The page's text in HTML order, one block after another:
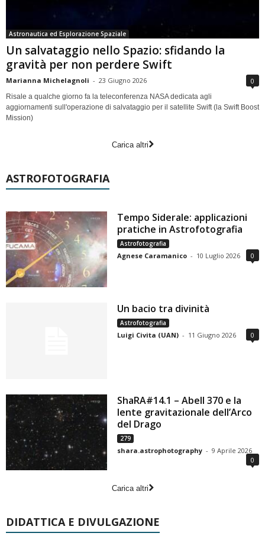
Astronautica ed Esplorazione Spaziale
Un salvataggio nello Spazio: sfidando la
gravità per non perdere Swift
Marianna Michelagnoli - 23 Giugno 2026 0
Risale a qualche giorno fa la teleconferenza NASA dedicata agli
aggiornamenti sull'operazione di salvataggio per il satellite Swift (la Swift Boost
Mission)
Carica altri
ASTROFOTOGRAFIA
Tempo Siderale: applicazioni
pratiche in Astrofotografia
Astrofotografia
Agnese Caramanico - 10 Luglio 2026 0
Un bacio tra divinità
Astrofotografia
Luigi Civita (UAN) - 11 Giugno 2026 0
ShaRA#14.1 – Abell 370 e la
lente gravitazionale dell’Arco
del Drago
279
shara.astrophotography - 9 Aprile 2026
0
Carica altri
DIDATTICA E DIVULGAZIONE